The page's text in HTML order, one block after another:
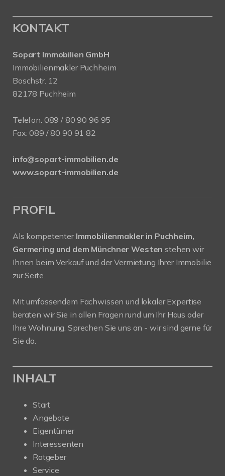
KONTAKT
Sopart Immobilien GmbH
Immobilienmakler Puchheim
Boschstr. 12
82178 Puchheim
Telefon: 089 / 80 90 96 95
Fax: 089 / 80 90 91 82
info@sopart-immobilien.de
www.sopart-immobilien.de
PROFIL
Als kompetenter Immobilienmakler in Puchheim,
Germering und dem Münchner Westen stehen wir
Ihnen beim Verkauf und der Vermietung Ihrer Immobilie
zur Seite.
Mit umfassendem Fachwissen und lokaler Expertise
beraten wir Sie in allen Fragen rund um Ihr Haus oder
Ihre Wohnung. Sprechen Sie uns an - wir sind gerne für
Sie da.
INHALT
Start
Angebote
Eigentümer
Interessenten
Ratgeber
Service